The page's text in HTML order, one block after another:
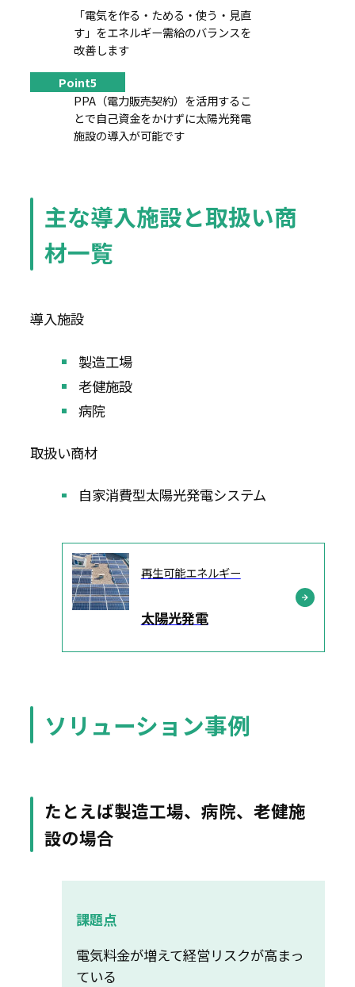
「電気を作る・ためる・使う・見直
す」をエネルギー需給のバランスを
改善します
Point5
PPA（電力販売契約）を活用するこ
とで自己資金をかけずに太陽光発電
施設の導入が可能です
主な導入施設と取扱い商
材一覧
導入施設
製造工場
老健施設
病院
取扱い商材
自家消費型太陽光発電システム
再生可能エネルギー
太陽光発電
ソリューション事例
たとえば製造工場、病院、老健施
設の場合
課題点
電気料⾦が増えて経営リスクが⾼まっ
ている